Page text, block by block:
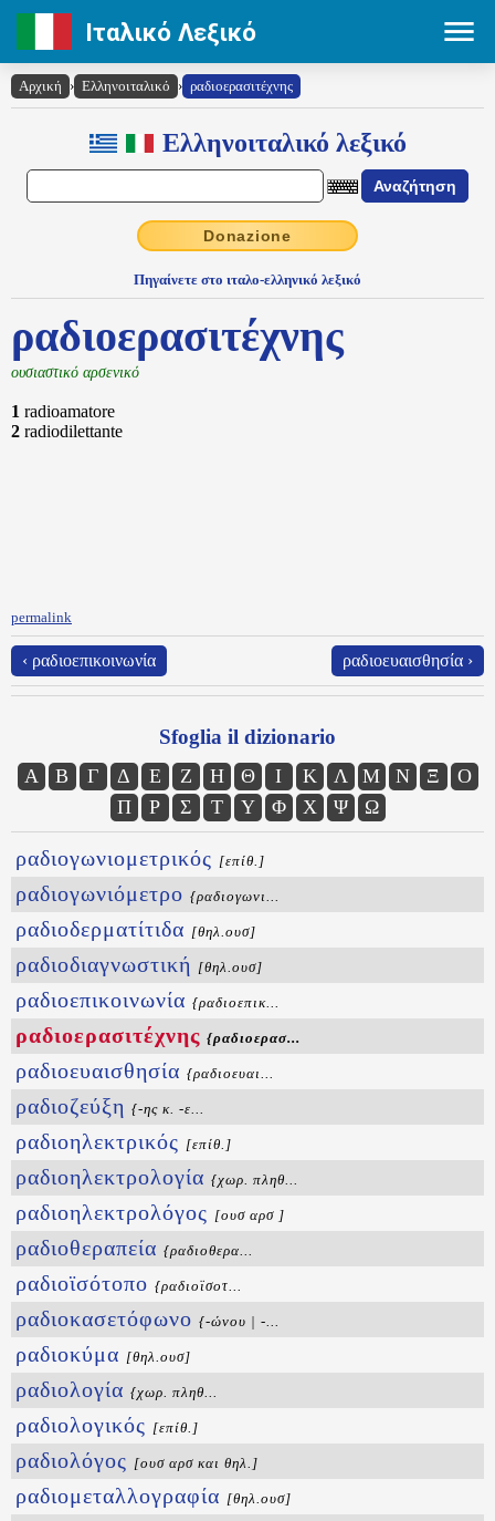
Ιταλικό Λεξικό
Αρχική › Ελληνοιταλικό › ραδιοερασιτέχνης
Ελληνοιταλικό λεξικό
Donazione
Πηγαίνετε στο ιταλο-ελληνικό λεξικό
ραδιοερασιτέχνης
ουσιαστικό αρσενικό
1 radioamatore
2 radiodilettante
permalink
‹ ραδιοεπικοινωνία ραδιοευαισθησία ›
Sfoglia il dizionario
Α Β Γ Δ Ε Ζ Η Θ Ι Κ Λ Μ Ν Ξ
Ο
Π
Ρ Σ Τ Υ Φ Χ Ψ Ω
ραδιογωνιομετρικός [επίθ.]
ραδιογωνιόμετρο {ραδιογωνι...
ραδιοδερματίτιδα [θηλ.ουσ]
ραδιοδιαγνωστική [θηλ.ουσ]
ραδιοεπικοινωνία {ραδιοεπικ...
ραδιοερασιτέχνης {ραδιοερασ...
ραδιοευαισθησία {ραδιοευαι...
ραδιοζεύξη {-ης κ. -ε...
ραδιοηλεκτρικός [επίθ.]
ραδιοηλεκτρολογία {χωρ. πληθ...
ραδιοηλεκτρολόγος [ουσ αρσ ]
ραδιοθεραπεία {ραδιοθερα...
ραδιοϊσότοπο {ραδιοϊσοτ...
ραδιοκασετόφωνο {-ώνου | -...
ραδιοκύμα [θηλ.ουσ]
ραδιολογία {χωρ. πληθ...
ραδιολογικός [επίθ.]
ραδιολόγος [ουσ αρσ και θηλ.]
ραδιομεταλλογραφία [θηλ.ουσ]